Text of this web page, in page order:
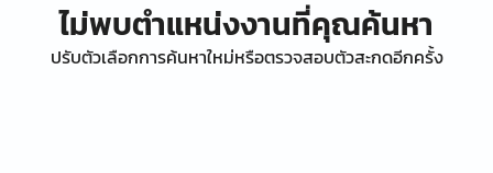
ไม่พบตำแหน่งงานที่คุณค้นหา
ปรับตัวเลือกการค้นหาใหม่หรือตรวจสอบตัวสะกดอีกครั้ง